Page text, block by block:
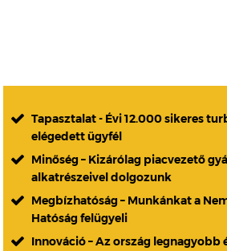
Tapasztalat - Évi 12.000 sikeres
elégedett ügyfél
Minőség – Kizárólag piacvezető
alkatrészeivel dolgozunk
Megbízhatóság – Munkánkat a
Hatóság felügyeli
Innováció – Az ország